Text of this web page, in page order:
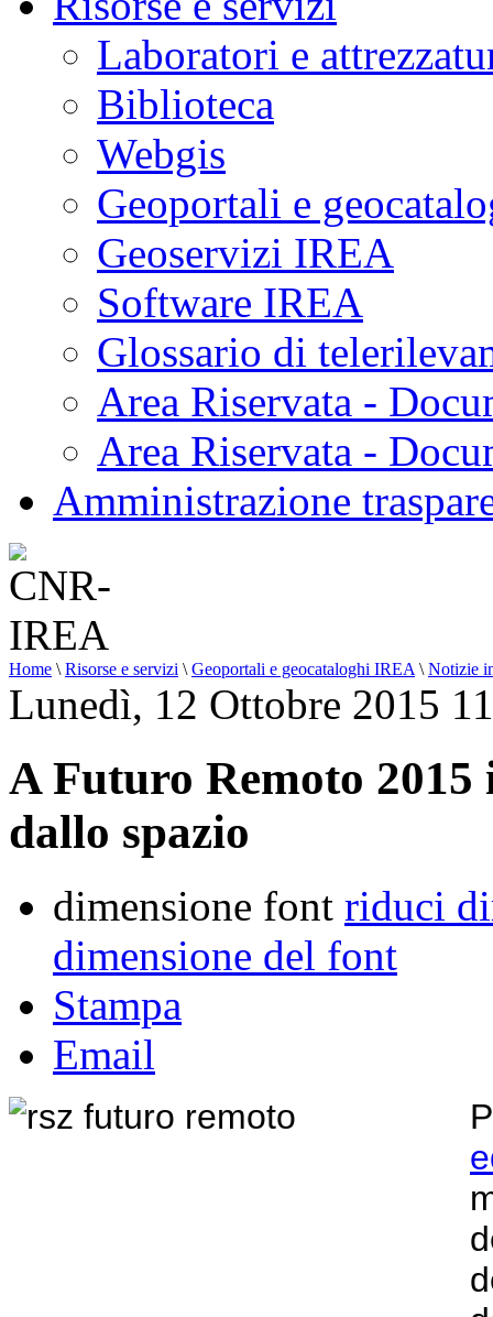
Laboratori e
Biblioteca
Webgis
Geoportali e
Geoservizi IREA
Software IREA
Glossario di
Area Riservata -
Area Riservata -
Amministrazione
Home \ Risorse e servizi \ Geoportali e geocataloghi IREA \ Notizie
Lunedì, 12 Ottobre 2015
A Futuro Remoto
dallo spazio
dimensione font riduci
dimensione del font
Stampa
Email